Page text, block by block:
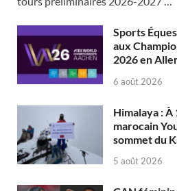
Sports
aux
2026 en
6 août 2026
Himalaya : À
marocain
sommet du
5 août 2026